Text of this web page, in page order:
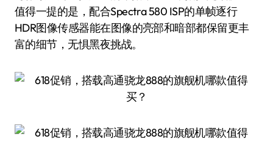
值得一提的是，配合Spectra 580 ISP的单帧逐行
HDR图像传感器能在图像的亮部和暗部都保留更丰
富的细节，无惧黑夜挑战。